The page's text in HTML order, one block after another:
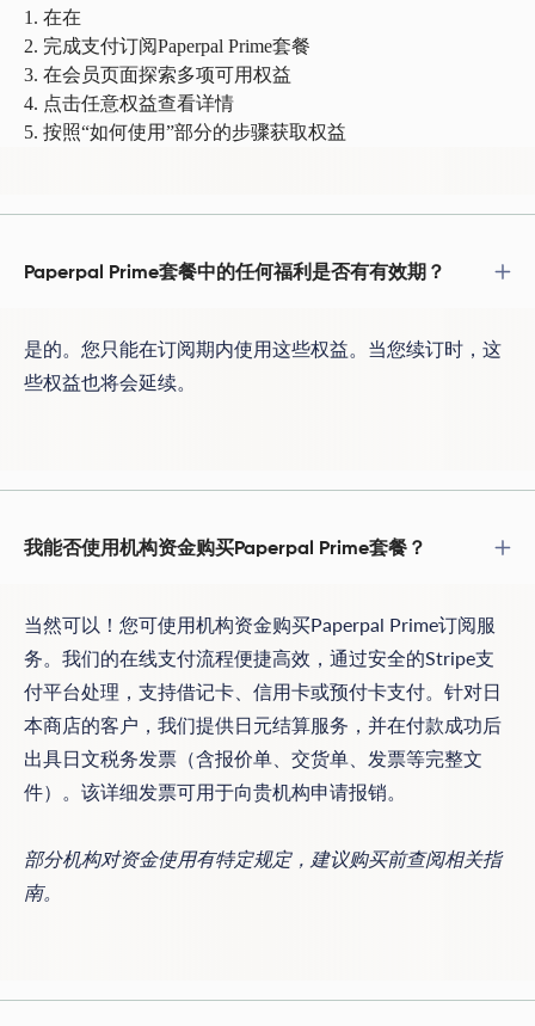
在在
完成支付订阅Paperpal Prime套餐
在会员页面探索多项可用权益
点击任意权益查看详情
按照“如何使用”部分的步骤获取权益
Paperpal Prime套餐中的任何福利是否有有效期？
是的。您只能在订阅期内使用这些权益。当您续订时，这
些权益也将会延续。
我能否使用机构资金购买Paperpal Prime套餐？
当然可以！您可使用机构资金购买Paperpal Prime订阅服
务。我们的在线支付流程便捷高效，通过安全的Stripe支
付平台处理，支持借记卡、信用卡或预付卡支付。针对日
本商店的客户，我们提供日元结算服务，并在付款成功后
出具日文税务发票（含报价单、交货单、发票等完整文
件）。该详细发票可用于向贵机构申请报销。
部分机构对资金使用有特定规定，建议购买前查阅相关指
南。